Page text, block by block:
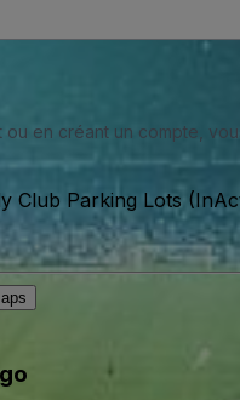
ou en créant un compte,
Club Parking Lots